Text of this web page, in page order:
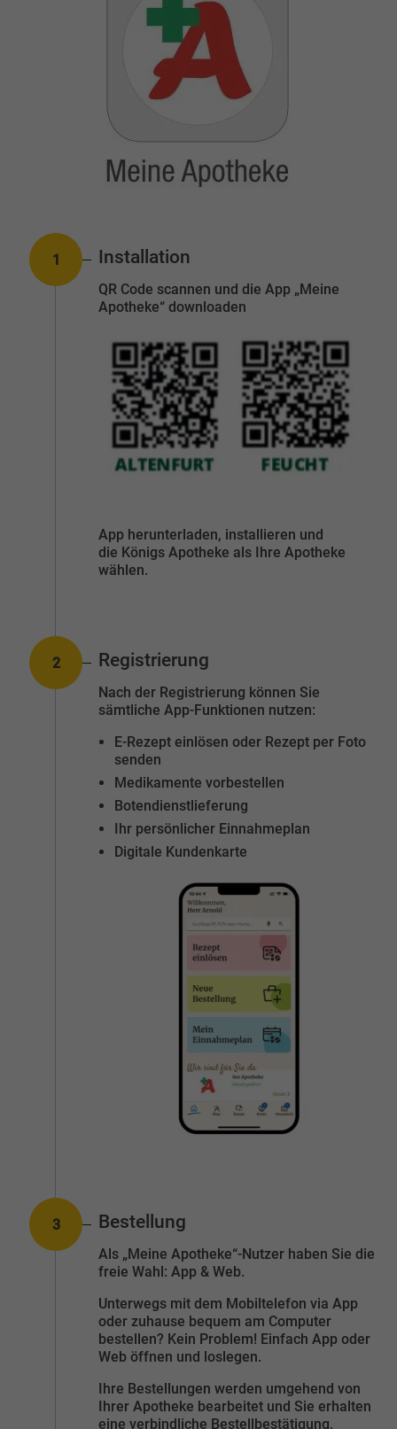
Inhalt
Nummer:
1 Installation
QR Code scannen und die App „Meine
Apotheke“ downloaden
App herunterladen, installieren und
die Königs Apotheke als Ihre Apotheke
wählen.
Nummer:
2 Registrierung
Nach der Registrierung können Sie
sämtliche App-Funktionen nutzen:
E-Rezept einlösen oder Rezept per Foto
senden
Medikamente vorbestellen
Botendienstlieferung
Ihr persönlicher Einnahmeplan
Digitale Kundenkarte
Nummer:
3 Bestellung
Als „Meine Apotheke“-Nutzer haben Sie die
freie Wahl: App & Web.
Unterwegs mit dem Mobiltelefon via App
oder zuhause bequem am Computer
bestellen? Kein Problem! Einfach App oder
Web öffnen und loslegen.
Ihre Bestellungen werden umgehend von
Ihrer Apotheke bearbeitet und Sie erhalten
eine verbindliche Bestellbestätigung.